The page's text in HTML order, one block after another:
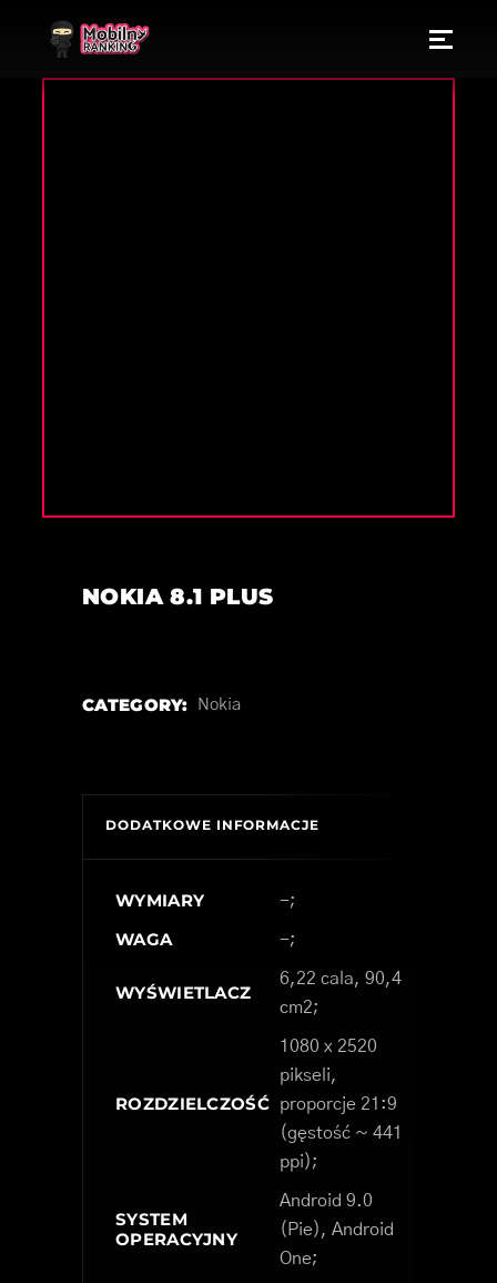
NOKIA 8.1 PLUS
CATEGORY: Nokia
DODATKOWE INFORMACJE
WYMIARY -;
WAGA -;
WYŚWIETLACZ
6,22 cala, 90,4
cm2;
ROZDZIELCZOŚĆ
1080 x 2520
pikseli,
proporcje 21:9
(gęstość ~ 441
ppi);
SYSTEM
OPERACYJNY
Android 9.0
(Pie), Android
One;